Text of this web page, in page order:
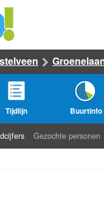
Tijdlijn Buurtinfo
Gezochte personen